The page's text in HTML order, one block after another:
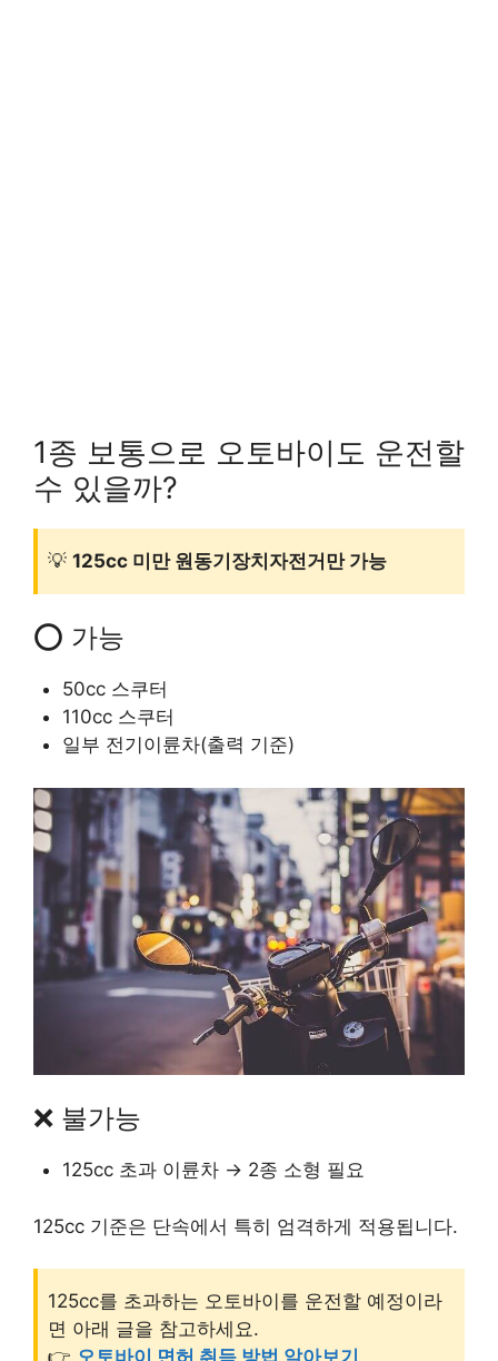
1종 보통으로 오토바이도 운전할
수 있을까?
💡 125cc 미만 원동기장치자전거만 가능
⭕ 가능
50cc 스쿠터
110cc 스쿠터
일부 전기이륜차(출력 기준)
❌ 불가능
125cc 초과 이륜차 → 2종 소형 필요
125cc 기준은 단속에서 특히 엄격하게 적용됩니다.
125cc를 초과하는 오토바이를 운전할 예정이라
면 아래 글을 참고하세요.
👉 오토바이 면허 취득 방법 알아보기